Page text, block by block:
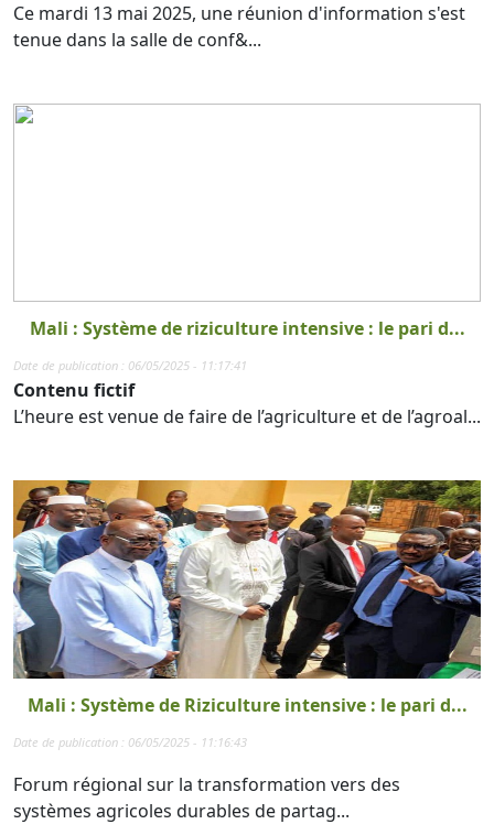
Ce mardi 13 mai 2025, une réunion d'information s'est
tenue dans la salle de conf&...
Mali : Système de riziculture intensive : le pari d...
Date de publication : 06/05/2025 - 11:17:41
Contenu fictif
L’heure est venue de faire de l’agriculture et de l’agroal...
Mali : Système de Riziculture intensive : le pari d...
Date de publication : 06/05/2025 - 11:16:43
Forum régional sur la transformation vers des
systèmes agricoles durables de partag...